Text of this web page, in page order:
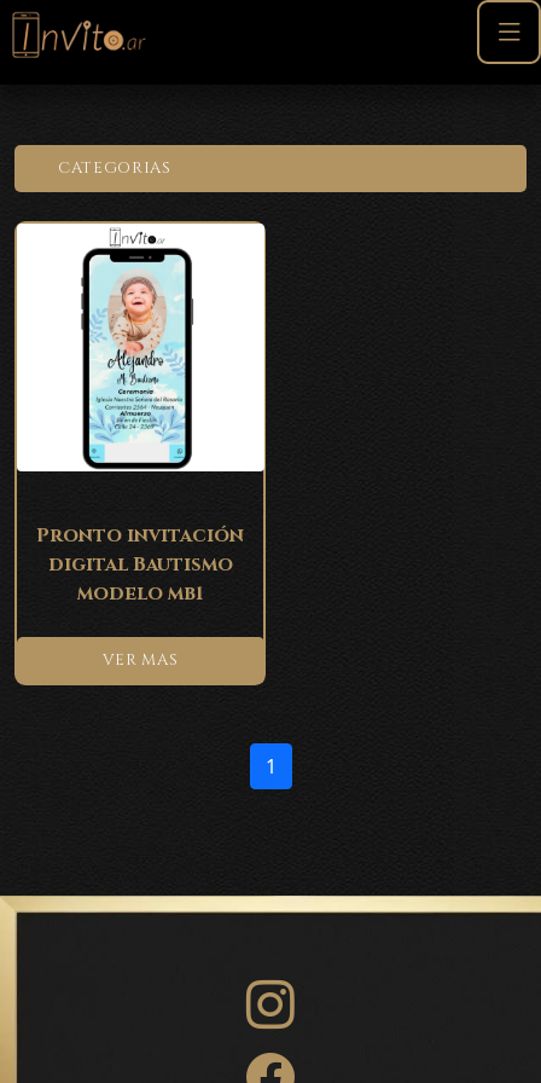
CATEGORIAS
Pronto invitación
digital Bautismo
modelo mb1
VER MAS
1